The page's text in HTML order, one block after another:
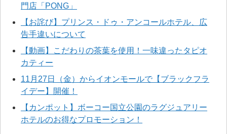
門店「PONG」
【お詫び】プリンス・ドゥ・アンコールホテル、広
告手違いについて
【動画】こだわりの茶葉を使用！一味違ったタピオ
カティー
11月27日（金）からイオンモールで【ブラックフラ
イデー】開催！
【カンポット】ボーコー国立公園のラグジュアリー
ホテルのお得なプロモーション！